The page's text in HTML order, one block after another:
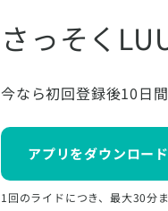
さっそく
今なら初回登録後10日
アプリをダウンロード
1回のライドにつき、最大30分